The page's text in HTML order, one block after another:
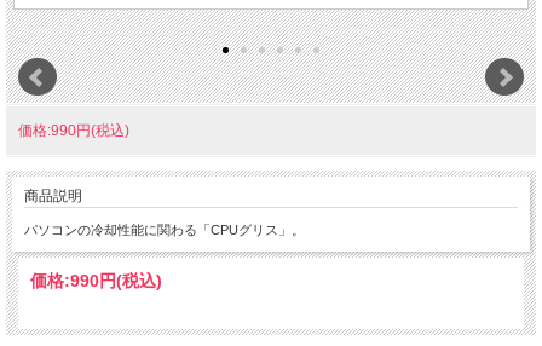
価格:990円(税込)
商品説明
パソコンの冷却性能に関わる「CPUグリス」。
価格:990円(税込)